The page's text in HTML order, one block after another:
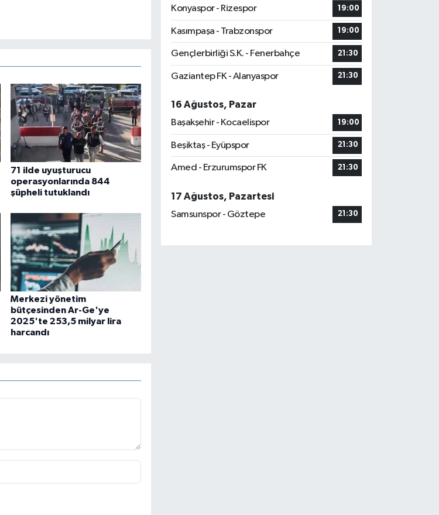
71 ilde uyuşturucu
operasyonlarında 844
şüpheli tutuklandı
Merkezi yönetim
bütçesinden Ar-Ge'ye
2025'te 253,5 milyar lira
harcandı
Konyaspor - Rizespor
19:00
Kasımpaşa - Trabzonspor 19:00
Gençlerbirliği S.K. - Fenerbahçe 21:30
Gaziantep FK - Alanyaspor 21:30
16 Ağustos, Pazar
Başakşehir - Kocaelispor
19:00
Beşiktaş - Eyüpspor 21:30
Amed - Erzurumspor FK 21:30
17 Ağustos, Pazartesi
Samsunspor - Göztepe
21:30